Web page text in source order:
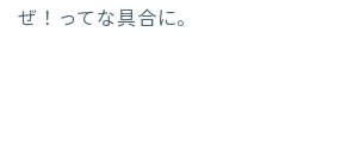
ぜ！ってな具合に。